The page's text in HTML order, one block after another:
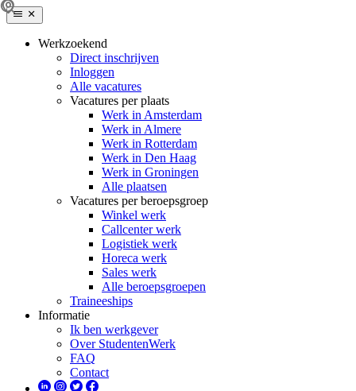
Werkzoekend
Direct inschrijven
Inloggen
Alle vacatures
Vacatures per plaats
Werk in Amsterdam
Werk in Almere
Werk in Rotterdam
Werk in Den Haag
Werk in Groningen
Alle plaatsen
Vacatures per beroepsgroep
Winkel werk
Callcenter werk
Logistiek werk
Horeca werk
Sales werk
Alle beroepsgroepen
Traineeships
Informatie
Ik ben werkgever
Over StudentenWerk
FAQ
Contact